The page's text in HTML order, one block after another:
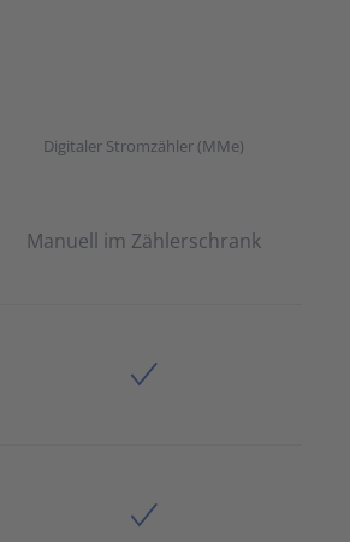
Digitaler Stromzähler (MMe)
Manuell im Zählerschrank